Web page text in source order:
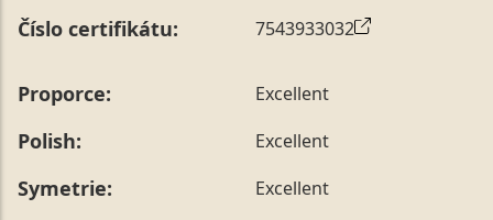
Číslo certifikátu: 7543933032
Proporce: Excellent
Polish: Excellent
Symetrie: Excellent